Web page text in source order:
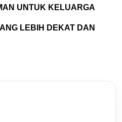
UNTUK KELUARGA
LEBIH DEKAT DAN